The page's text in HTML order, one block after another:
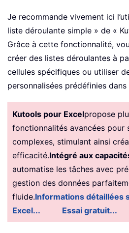
Je recommande vivement ici
liste déroulante simple » de «
Grâce à cette fonctionnalité,
créer des listes déroulantes à
cellules spécifiques ou utiliser
personnalisées prédéfinies dans
Kutools pour Excelpropose
fonctionnalités avancées pour
complexes, stimulant ainsi
efficacité.Intégré aux
automatise les tâches avec
gestion des données
fluide.Informations détaillées
Excel...
Essai gratuit...